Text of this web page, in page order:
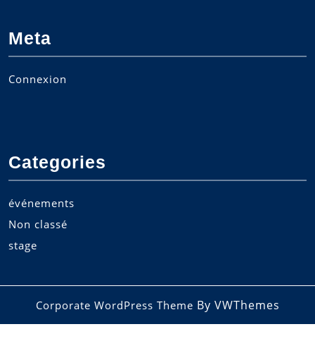
Meta
Connexion
Categories
événements
Non classé
stage
Corporate WordPress Theme By VWThemes
Scroll